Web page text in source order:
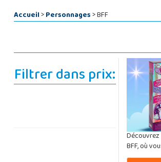
Accueil>Personnages> BFF
Filtrer dans prix:
BFF, où